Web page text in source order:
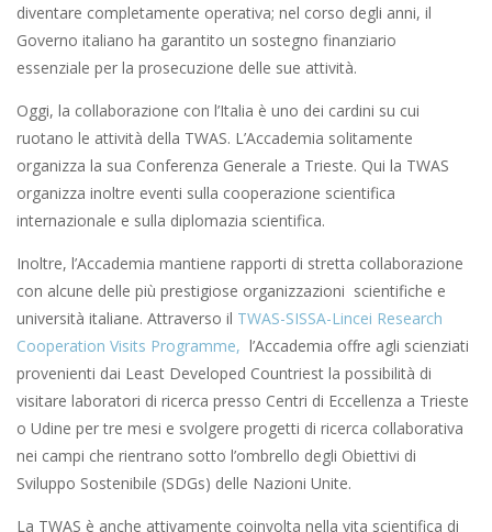
diventare completamente operativa; nel corso degli anni, il
Governo italiano ha garantito un sostegno finanziario
essenziale per la prosecuzione delle sue attività.
Oggi, la collaborazione con l’Italia è uno dei cardini su cui
ruotano le attività della TWAS. L’Accademia solitamente
organizza la sua Conferenza Generale a Trieste. Qui la TWAS
organizza inoltre eventi sulla cooperazione scientifica
internazionale e sulla diplomazia scientifica.
Inoltre, l’Accademia mantiene rapporti di stretta collaborazione
con alcune delle più prestigiose organizzazioni scientifiche e
università italiane. Attraverso il TWAS-SISSA-Lincei Research
Cooperation Visits Programme, l’Accademia offre agli scienziati
provenienti dai Least Developed Countriest la possibilità di
visitare laboratori di ricerca presso Centri di Eccellenza a Trieste
o Udine per tre mesi e svolgere progetti di ricerca collaborativa
nei campi che rientrano sotto l’ombrello degli Obiettivi di
Sviluppo Sostenibile (SDGs) delle Nazioni Unite.
La TWAS è anche attivamente coinvolta nella vita scientifica di